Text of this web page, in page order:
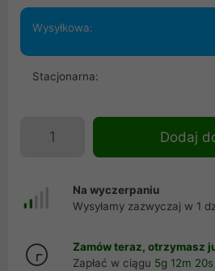
Wysyłkowa:
Stacjonarna:
Dodaj
Na wyczerpaniu
Wysyłamy zazwyczaj w 1
Zamów teraz, otrzymasz
Zapłać w ciągu 5g 12m 19s